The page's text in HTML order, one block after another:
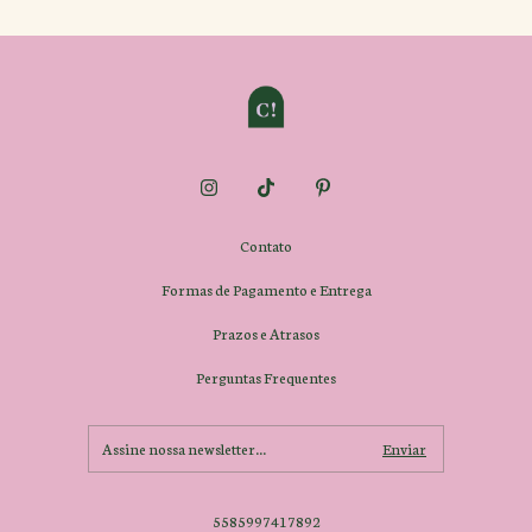
Contato
Formas de Pagamento e Entrega
Prazos e Atrasos
Perguntas Frequentes
5585997417892